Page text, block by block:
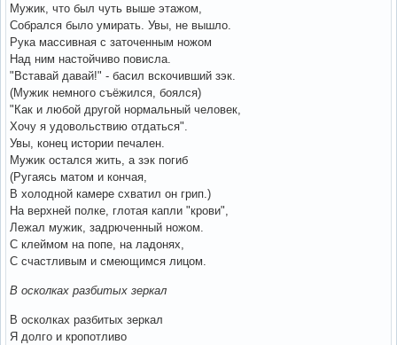
Мужик, что был чуть выше этажом,
Собрался было умирать. Увы, не вышло.
Рука массивная с заточенным ножом
Над ним настойчиво повисла.
"Вставай давай!" - басил вскочивший зэк.
(Мужик немного съёжился, боялся)
"Как и любой другой нормальный человек,
Хочу я удовольствию отдаться".
Увы, конец истории печален.
Мужик остался жить, а зэк погиб
(Ругаясь матом и кончая,
В холодной камере схватил он грип.)
На верхней полке, глотая капли "крови",
Лежал мужик, задрюченный ножом.
С клеймом на попе, на ладонях,
С счастливым и смеющимся лицом.
В осколках разбитых зеркал
В осколках разбитых зеркал
Я долго и кропотливо